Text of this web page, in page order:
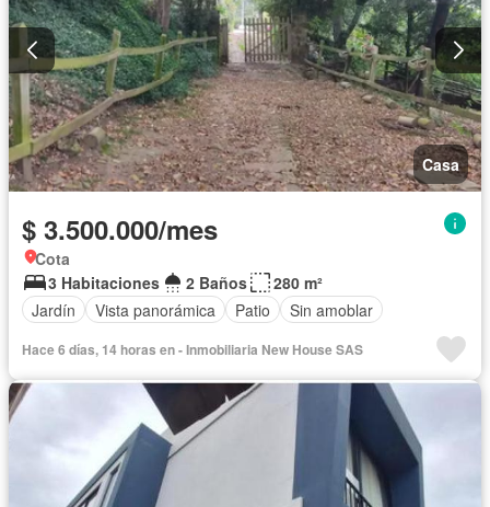
Casa
$ 3.500.000/mes
Cota
3 Habitaciones
2 Baños
280 m²
Jardín
Vista panorámica Patio Sin amoblar
Hace 6 días, 14 horas en - Inmobiliaria New House SAS